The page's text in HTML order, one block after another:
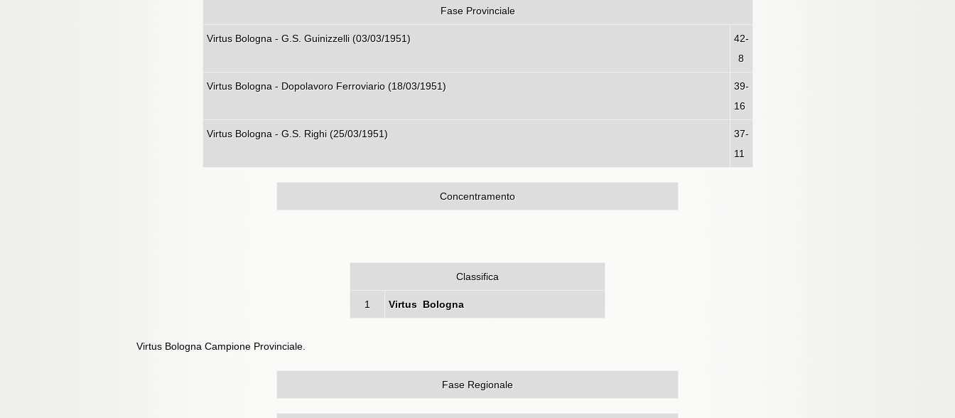
Fase Provinciale
Virtus Bologna - G.S. Guinizzelli (03/03/1951)
42-
8
Virtus Bologna - Dopolavoro Ferroviario (18/03/1951)
39-
16
Virtus Bologna - G.S. Righi (25/03/1951)
37-
11
Concentramento
Classifica
1 Virtus Bologna
Virtus Bologna Campione Provinciale.
Fase Regionale